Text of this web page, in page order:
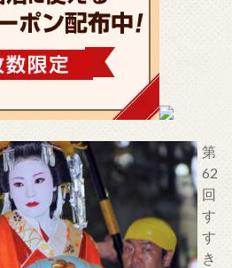
第
62
回
す
す
き